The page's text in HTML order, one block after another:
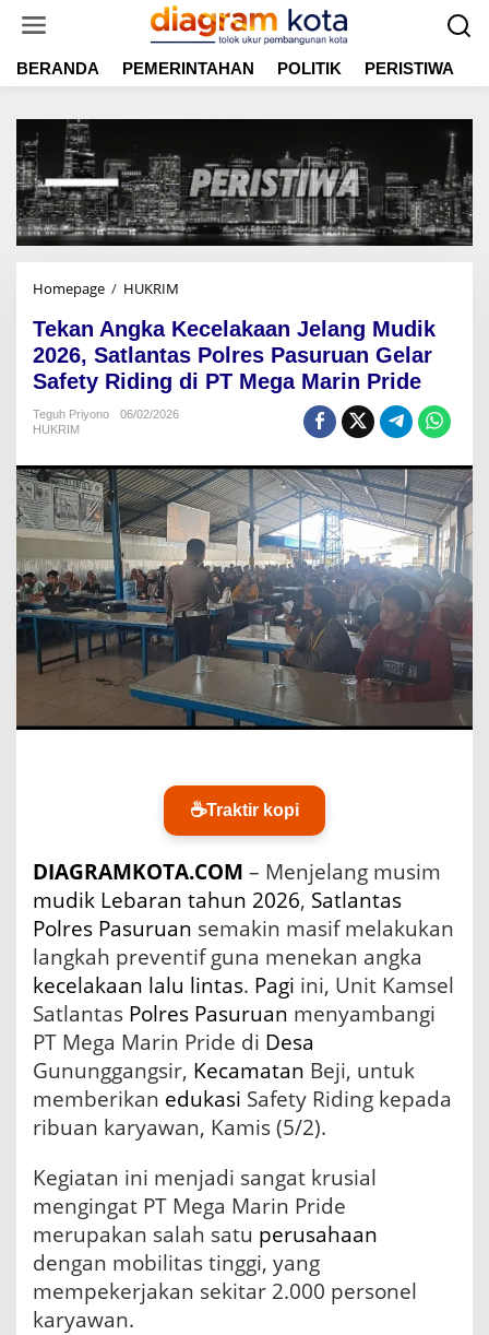
t
BERANDA PEMERINTAHAN POLITIK PERISTIWA
Homepage / HUKRIM
k
a
A
a
K
e
c
e
k
a
J
e
n
d
k
2
0
6
,
S
a
t
l
n
a
s
o
l
r
e
Tekan Angka Kecelakaan Jelang Mudik
2026, Satlantas Polres Pasuruan Gelar
Safety Riding di PT Mega Marin Pride
Teguh Priyono
06/02/2026
HUKRIM
☕Traktir kopi
DIAGRAMKOTA.COM – Menjelang musim
mudik Lebaran tahun 2026, Satlantas
Polres Pasuruan semakin masif melakukan
langkah preventif guna menekan angka
kecelakaan lalu lintas. Pagi ini, Unit Kamsel
Satlantas Polres Pasuruan menyambangi
PT Mega Marin Pride di Desa
Gununggangsir, Kecamatan Beji, untuk
memberikan edukasi Safety Riding kepada
ribuan karyawan, Kamis (5/2).
Kegiatan ini menjadi sangat krusial
mengingat PT Mega Marin Pride
merupakan salah satu perusahaan
dengan mobilitas tinggi, yang
mempekerjakan sekitar 2.000 personel
karyawan.